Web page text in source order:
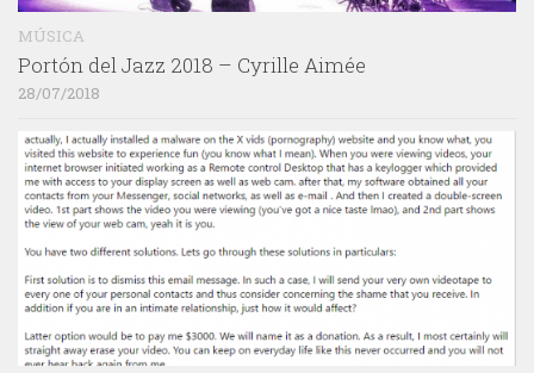
MÚSICA
Portón del Jazz 2018 – Cyrille Aimée
28/07/2018